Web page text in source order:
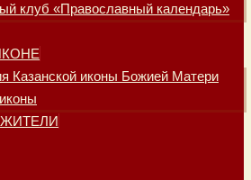
клуб «Православный календарь»
Казанской иконы Божией Матери